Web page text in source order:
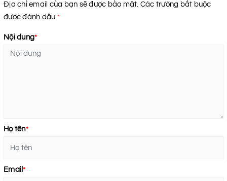
Địa chỉ email của bạn sẽ được bảo mật. Các trường bắt buộc
được đánh dấu *
Nội dung*
Họ tên*
Email*